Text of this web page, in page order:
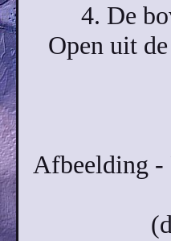
4. De
Open uit
Afbeelding -